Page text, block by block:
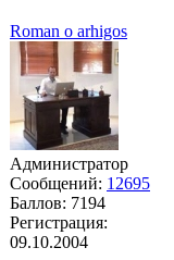
Roman o arhigos
Администратор
Сообщений: 12695
Баллов: 7194
Регистрация:
09.10.2004